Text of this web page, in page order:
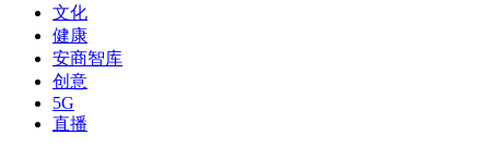
文化
健康
安商智库
创意
5G
直播